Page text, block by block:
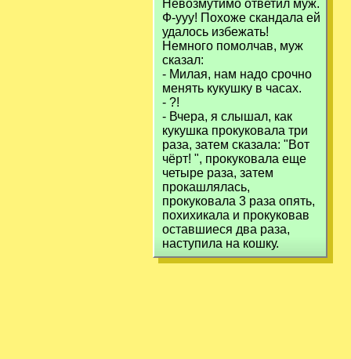
Невозмутимо ответил муж.
Ф-ууу! Похоже скандала ей
удалось избежать!
Немного помолчав, муж
сказал:
- Милая, нам надо срочно
менять кукушку в часах.
- ?!
- Вчера, я слышал, как
кукушка прокуковала три
раза, затем сказала: "Вот
чёрт! ", прокуковала еще
четыре раза, затем
прокашлялась,
прокуковала 3 раза опять,
похихикала и прокуковав
оставшиеся два раза,
наступила на кошку.